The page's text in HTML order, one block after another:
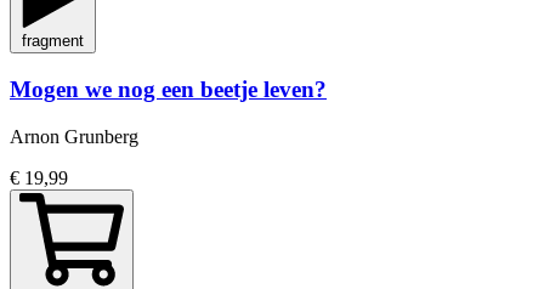
fragment
Mogen we nog een beetje leven?
Arnon Grunberg
€ 19,99